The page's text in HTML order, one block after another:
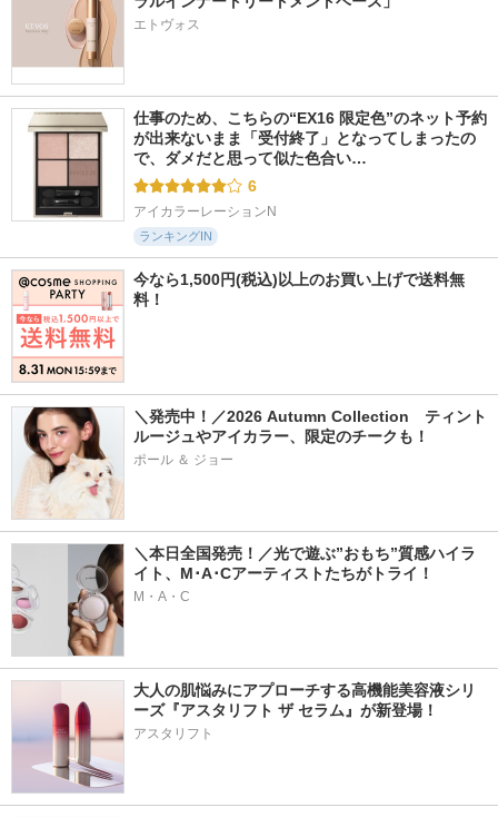
エトヴォス
仕事のため、こちらの“EX16 限定色”のネット予約
が出来ないまま「受付終了」となってしまったの
で、ダメだと思って似た色合い…
6
アイカラーレーションN
ランキングIN
今なら1,500円(税込)以上のお買い上げで送料無
料！
＼発売中！／2026 Autumn Collection　ティント
ルージュやアイカラー、限定のチークも！
ポール ＆ ジョー
＼本日全国発売！／光で遊ぶ”おもち”質感ハイラ
イト、M･A･Cアーティストたちがトライ！
M・A・C
大人の肌悩みにアプローチする高機能美容液シリ
ーズ『アスタリフト ザ セラム』が新登場！
アスタリフト